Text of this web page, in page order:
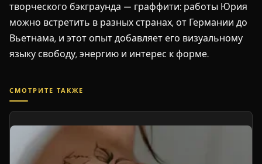
творческого бэкграунда — граффити: работы Юрия
можно встретить в разных странах, от Германии до
Вьетнама, и этот опыт добавляет его визуальному
языку свободу, энергию и интерес к форме.
СМОТРИТЕ ТАКЖЕ